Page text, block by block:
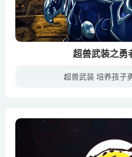
超兽武装之勇
超兽武装 培养孩子